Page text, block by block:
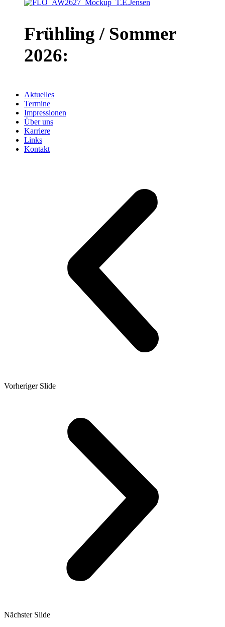
Frühling / Sommer
2026:
Aktuelles
Termine
Impressionen
Über uns
Karriere
Links
Kontakt
Vorheriger Slide
Nächster Slide